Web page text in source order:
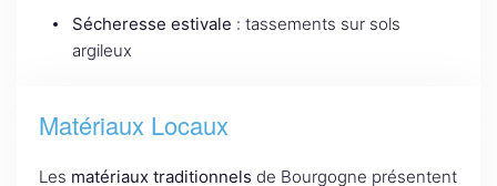
Sécheresse estivale : tassements sur sols
argileux
Matériaux Locaux
Les matériaux traditionnels de Bourgogne présentent